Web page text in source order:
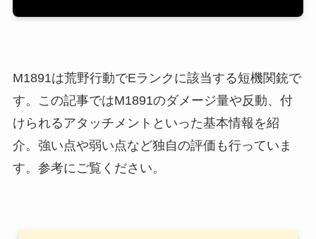
M1891は荒野行動でEランクに該当する短機関銃で
す。この記事ではM1891のダメージ量や反動、付
けられるアタッチメントといった基本情報を紹
介。強い点や弱い点など独自の評価も行っていま
す。参考にご覧ください。